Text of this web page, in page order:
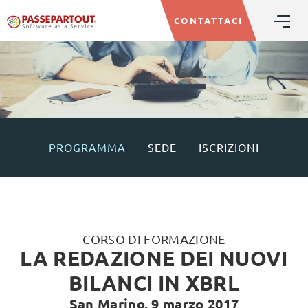
CONTATTACI
PROGRAMMA SEDE ISCRIZIONI
CORSO DI FORMAZIONE
LA REDAZIONE DEI NUOVI
BILANCI IN XBRL
San Marino, 9 marzo 2017